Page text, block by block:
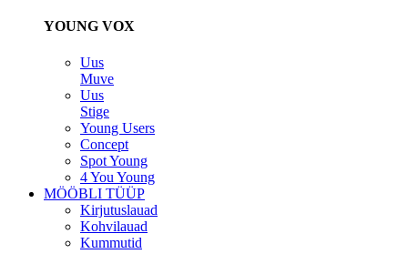
YOUNG VOX
Uus
Muve
Uus
Stige
Young Users
Concept
Spot Young
4 You Young
MÖÖBLI TÜÜP
Kirjutuslauad
Kohvilauad
Kummutid